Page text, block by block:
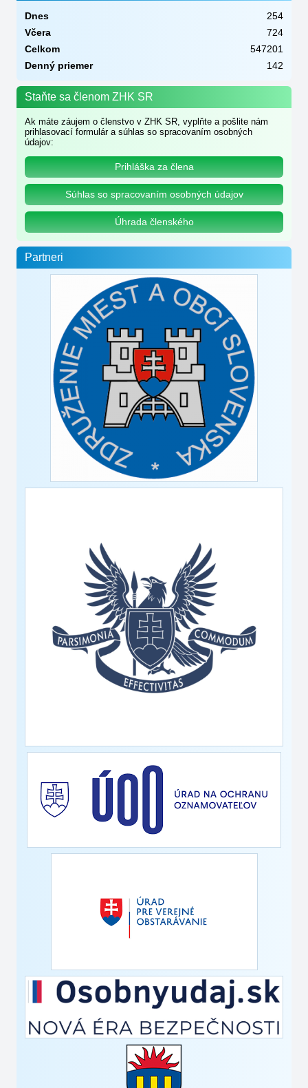
Dnes
254
Včera
724
Celkom
547201
Denný priemer
142
Staňte sa členom ZHK SR
Ak máte záujem o členstvo v ZHK SR, vyplňte a pošlite nám
prihlasovací formulár a súhlas so spracovaním osobných
údajov:
Prihláška za člena
Súhlas so spracovaním osobných údajov
Úhrada členského
Partneri